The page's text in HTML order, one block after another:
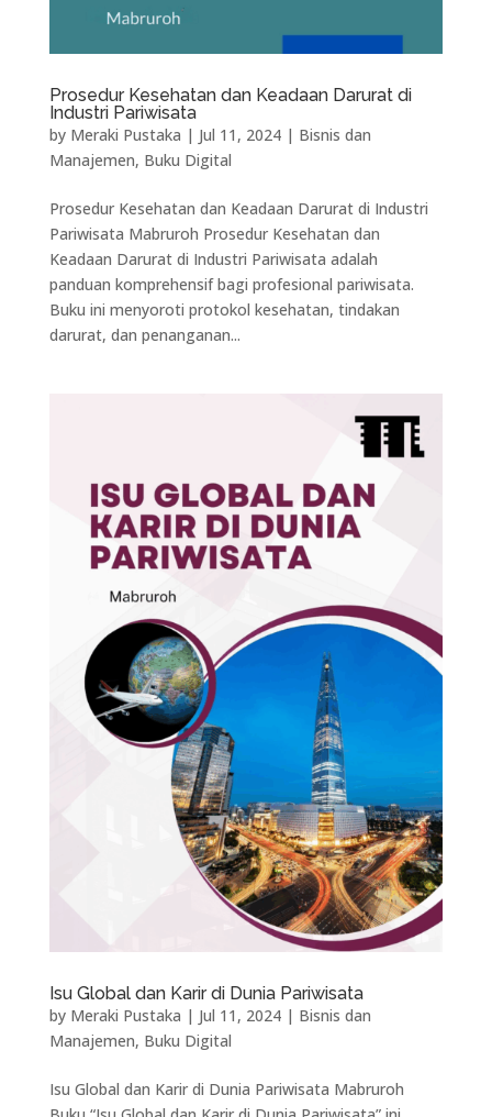
Prosedur Kesehatan dan Keadaan Darurat di
Industri Pariwisata
by Meraki Pustaka | Jul 11, 2024| Bisnis dan
Manajemen, Buku Digital
Prosedur Kesehatan dan Keadaan Darurat di Industri
Pariwisata Mabruroh Prosedur Kesehatan dan
Keadaan Darurat di Industri Pariwisata adalah
panduan komprehensif bagi profesional pariwisata.
Buku ini menyoroti protokol kesehatan, tindakan
darurat, dan penanganan...
Isu Global dan Karir di Dunia Pariwisata
by Meraki Pustaka | Jul 11, 2024| Bisnis dan
Manajemen, Buku Digital
Isu Global dan Karir di Dunia Pariwisata Mabruroh